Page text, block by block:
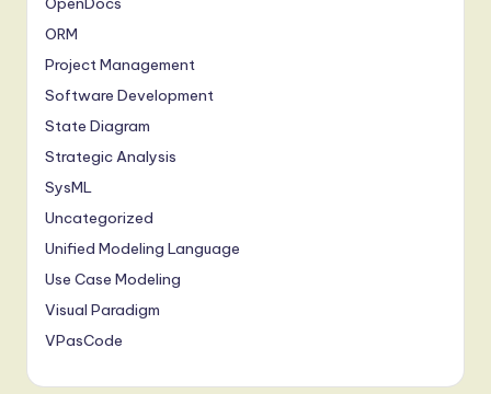
ORM
Project Management
Software Development
State Diagram
Strategic Analysis
SysML
Uncategorized
Unified Modeling Language
Use Case Modeling
Visual Paradigm
VPasCode